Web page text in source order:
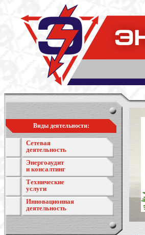
Виды деятельности:
Сетевая
деятельность
Энергоаудит
и консалтинг
Технические
услуги
Инновационная
деятельность